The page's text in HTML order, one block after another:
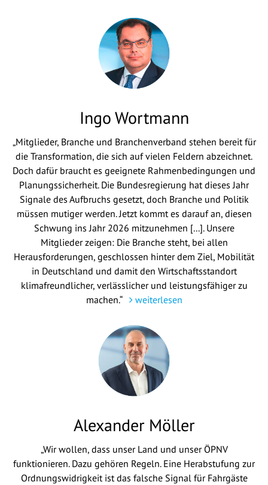
Ingo Wortmann
„Mitglieder, Branche und Branchenverband stehen bereit für
die Transformation, die sich auf vielen Feldern abzeichnet.
Doch dafür braucht es geeignete Rahmenbedingungen und
Planungssicherheit. Die Bundesregierung hat dieses Jahr
Signale des Aufbruchs gesetzt, doch Branche und Politik
müssen mutiger werden. Jetzt kommt es darauf an, diesen
Schwung ins Jahr 2026 mitzunehmen [...]. Unsere
Mitglieder zeigen: Die Branche steht, bei allen
Herausforderungen, geschlossen hinter dem Ziel, Mobilität
in Deutschland und damit den Wirtschaftsstandort
klimafreundlicher, verlässlicher und leistungsfähiger zu
machen.“
weiterlesen
Alexander Möller
„Wir wollen, dass unser Land und unser ÖPNV
funktionieren. Dazu gehören Regeln. Eine Herabstufung zur
Ordnungswidrigkeit ist das falsche Signal für Fahrgäste